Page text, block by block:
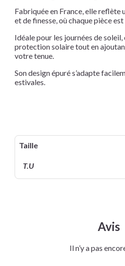
Fabriquée en France, elle reflète
et de finesse, où chaque pièce est
Idéale pour les journées de
protection solaire tout en
votre tenue.
Son design épuré s’adapte
estivales.
Taille
T.U
Avis
Il n’y a pas